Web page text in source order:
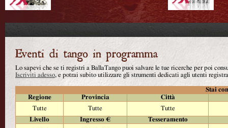
Lo sapevi che se ti registri a BallaTango puoi salvare le tue ricerche per poi
Iscriviti adesso, e potrai subito utilizzare gli strumenti dedicati agli utenti
Stai
Regione
Provincia
Città
Tutte
Tutte
Tutte
Livello
Ingresso €
Tesseramento